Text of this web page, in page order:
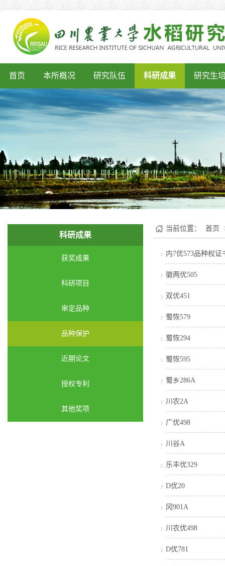
首页 本所概况 研究队伍 科研成果 研究生
科研成果
获奖成果
科研项目
审定品种
品种保护
近期论文
授权专利
其他奖项
当前位置： 首页
内7优573品种权证
徽两优505
双优451
蜀恢579
蜀恢294
蜀恢595
蜀乡286A
川农2A
广优498
川谷A
乐丰优329
D优20
冈901A
川农优498
D优781